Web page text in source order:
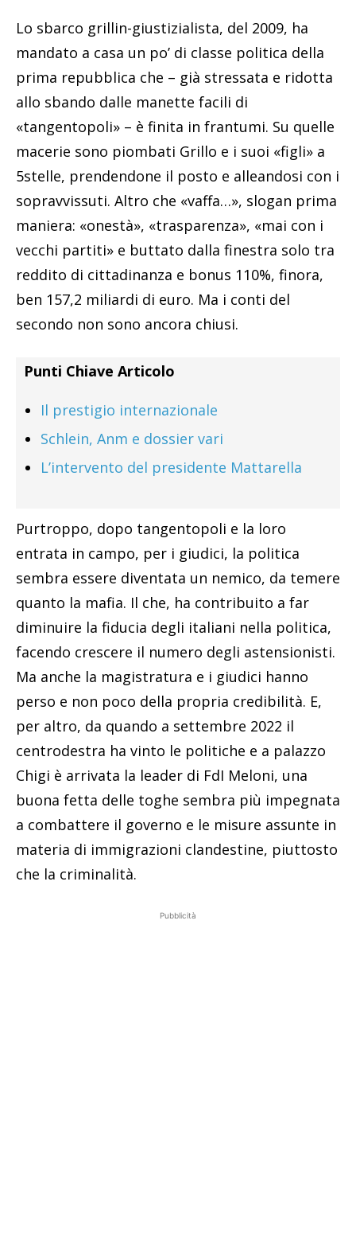
Lo sbarco grillin-giustizialista, del 2009, ha
mandato a casa un po’ di classe politica della
prima repubblica che – già stressata e ridotta
allo sbando dalle manette facili di
«tangentopoli» – è finita in frantumi. Su quelle
macerie sono piombati Grillo e i suoi «figli» a
5stelle, prendendone il posto e alleandosi con i
sopravvissuti. Altro che «vaffa…», slogan prima
maniera: «onestà», «trasparenza», «mai con i
vecchi partiti» e buttato dalla finestra solo tra
reddito di cittadinanza e bonus 110%, finora,
ben 157,2 miliardi di euro. Ma i conti del
secondo non sono ancora chiusi.
Punti Chiave Articolo
Il prestigio internazionale
Schlein, Anm e dossier vari
L’intervento del presidente Mattarella
Purtroppo, dopo tangentopoli e la loro
entrata in campo, per i giudici, la politica
sembra essere diventata un nemico, da temere
quanto la mafia. Il che, ha contribuito a far
diminuire la fiducia degli italiani nella politica,
facendo crescere il numero degli astensionisti.
Ma anche la magistratura e i giudici hanno
perso e non poco della propria credibilità. E,
per altro, da quando a settembre 2022 il
centrodestra ha vinto le politiche e a palazzo
Chigi è arrivata la leader di FdI Meloni, una
buona fetta delle toghe sembra più impegnata
a combattere il governo e le misure assunte in
materia di immigrazioni clandestine, piuttosto
che la criminalità.
Pubblicità